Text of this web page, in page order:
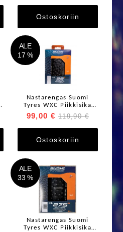
Ostoskoriin
ALE
17 %
Nastarengas Suomi
Tyres WXC Piikkisika
W396 TLR 29 x 2.25"
Taittuvakylkinen
99,00 € 119,90 €
Ostoskoriin
ALE
33 %
Nastarengas Suomi
Tyres WXC Piikkisika